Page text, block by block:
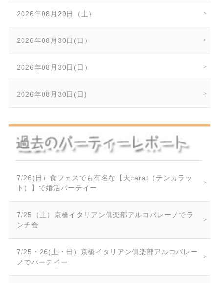
2026年08月29日（土）
2026年08月30日(日）
2026年08月30日(日）
2026年08月30日(日)
7/26(日）食フェスでも有名な【天carat（テンカラッ
ト）】で婚活パーテイー
7/25（土）京橋イタリアン俱楽部アルコバレーノでラ
ンチ会
7/25・26(土・日）京橋イタリアン俱楽部アルコバレー
ノでパーテイー